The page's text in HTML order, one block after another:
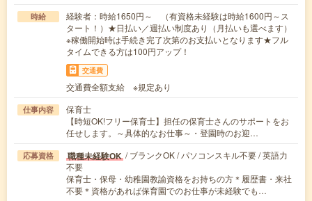
時給
経験者：時給1650円～ （有資格未経験は時給1600円～ス
タート！）★日払い／週払い制度あり（月払いも選べます）
※稼働開始時は手続き完了次第のお支払いとなります★フル
タイムできる方は100円アップ！
交通費
交通費全額支給 ※規定あり
仕事内容
保育士
【時短OK!フリー保育士】担任の保育士さんのサポートをお
任せします。～具体的なお仕事～・登園時のお迎…
応募資格 職種未経験OK / ブランクOK / パソコンスキル不要 / 英語力
不要
保育士・保母・幼稚園教諭資格をお持ちの方＊履歴書・来社
不要＊資格があれば保育園でのお仕事が未経験でも…